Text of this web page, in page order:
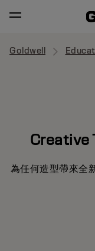
Goldwell
Creative
為任何造型帶來全